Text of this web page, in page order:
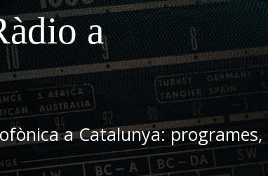
a
a Catalunya: programes,